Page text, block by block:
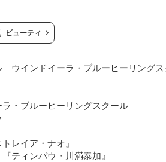
ビューティ
ウインドイーラ・ブルーヒーリング
・ブルーヒーリングスクール
レイア・ナオ』
ティンバウ・川満㤗加』